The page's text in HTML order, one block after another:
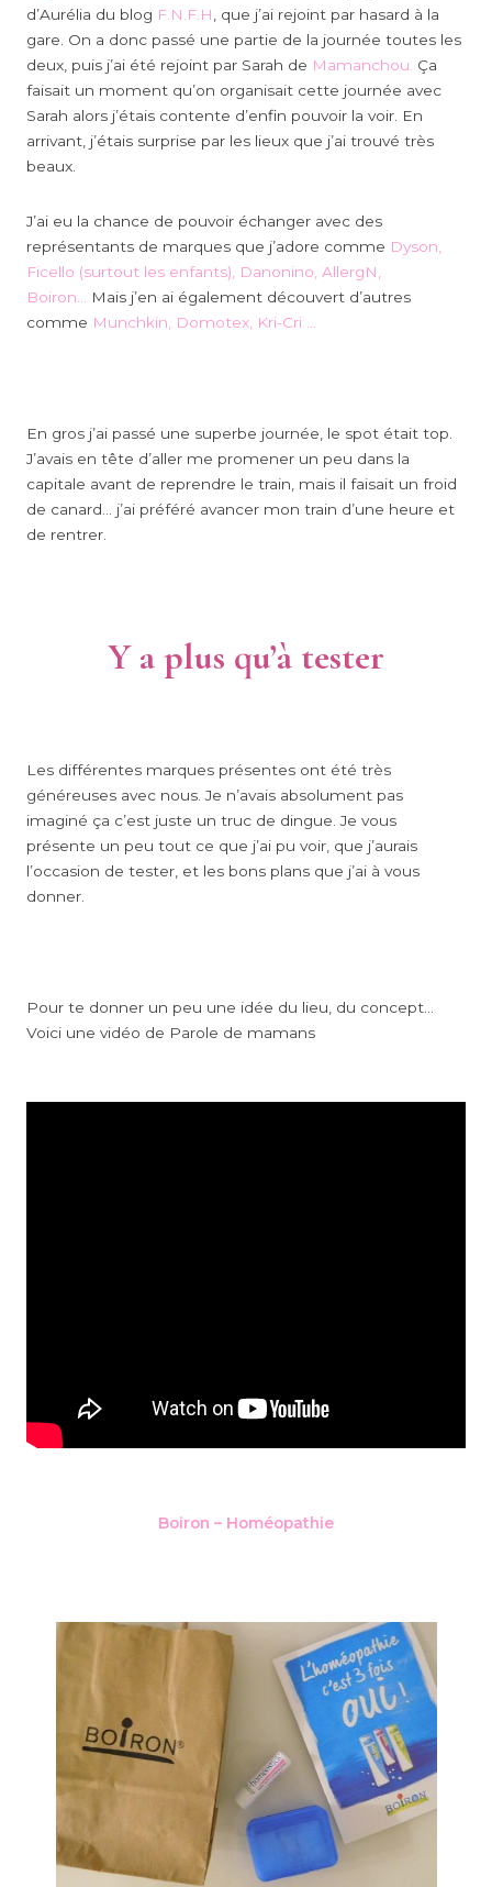
d’Aurélia du blog F.N.F.H
, que j’ai rejoint par hasard à la
gare. On a donc passé une partie de la journée toutes les
deux, puis j’ai été rejoint par Sarah de Mamanchou. Ça
faisait un moment qu’on organisait cette journée avec
Sarah alors j’étais contente d’enfin pouvoir la voir. En
arrivant, j’étais surprise par les lieux que j’ai trouvé très
beaux.
J’ai eu la chance de pouvoir échanger avec des
représentants de marques que j’adore comme Dyson,
Ficello (surtout les enfants), Danonino, AllergN,
Boiron…
Mais j’en ai également découvert d’autres
comme Munchkin, Domotex, Kri-Cri …
En gros j’ai passé une superbe journée, le spot était top.
J’avais en tête d’aller me promener un peu dans la
capitale avant de reprendre le train, mais il faisait un froid
de canard… j’ai préféré avancer mon train d’une heure et
de rentrer.
Y a plus qu’à tester
Les différentes marques présentes ont été très
généreuses avec nous. Je n’avais absolument pas
imaginé ça c’est juste un truc de dingue. Je vous
présente un peu tout ce que j’ai pu voir, que j’aurais
l’occasion de tester, et les bons plans que j’ai à vous
donner.
Pour te donner un peu une idée du lieu, du concept…
Voici une vidéo de Parole de mamans
Boiron – Homéopathie